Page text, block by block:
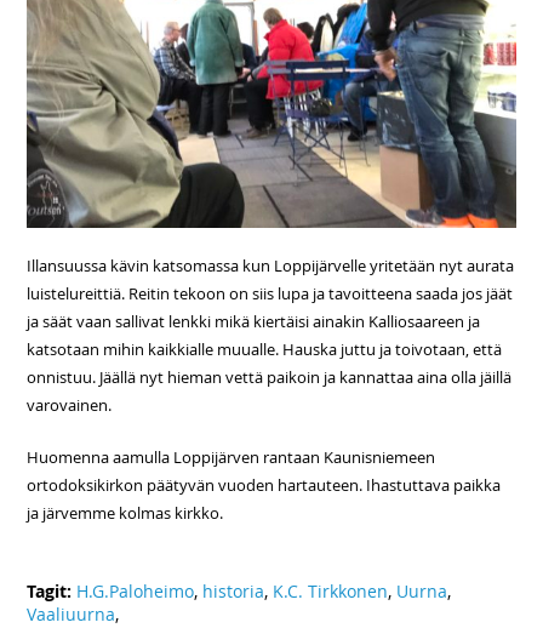
Illansuussa kävin katsomassa kun Loppijärvelle yritetään nyt aurata
luistelureittiä. Reitin tekoon on siis lupa ja tavoitteena saada jos jäät
ja säät vaan sallivat lenkki mikä kiertäisi ainakin Kalliosaareen ja
katsotaan mihin kaikkialle muualle. Hauska juttu ja toivotaan, että
onnistuu. Jäällä nyt hieman vettä paikoin ja kannattaa aina olla jäillä
varovainen.
Huomenna aamulla Loppijärven rantaan Kaunisniemeen
ortodoksikirkon päätyvän vuoden hartauteen. Ihastuttava paikka
ja järvemme kolmas kirkko.
Tagit: H.G.Paloheimo, historia, K.C. Tirkkonen, Uurna,
Vaaliuurna,